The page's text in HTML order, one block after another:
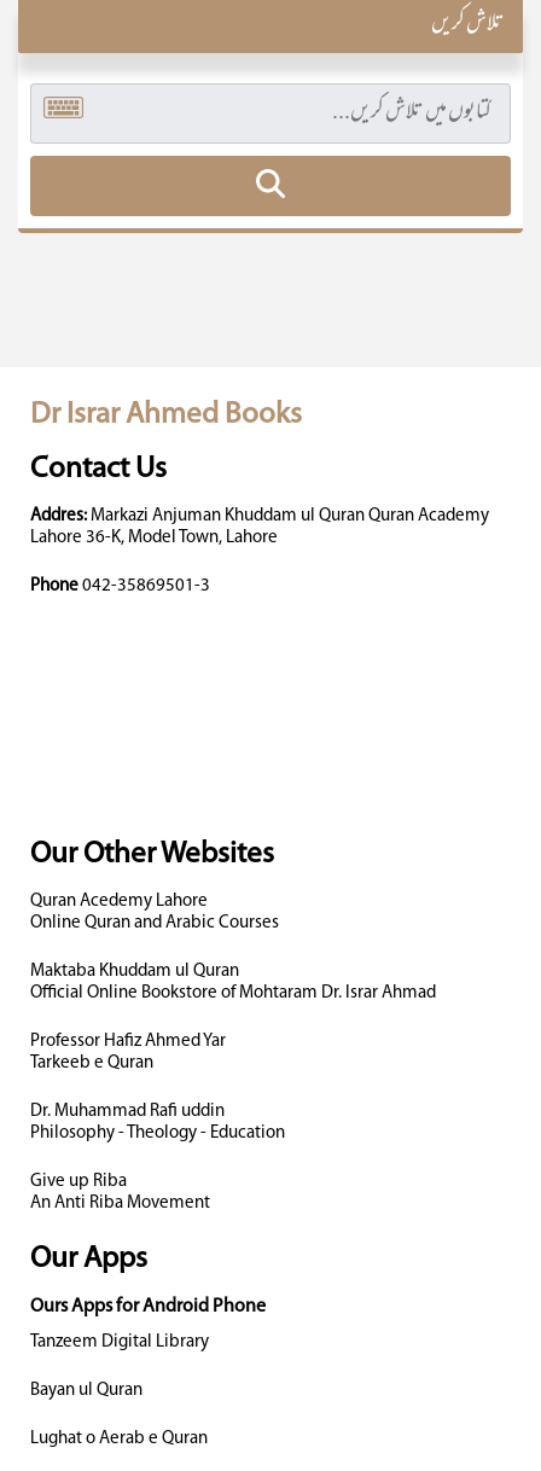
تلاش کریں
Dr Israr Ahmed Books
Contact Us
Addres: Markazi Anjuman Khuddam ul Quran Quran Academy
Lahore 36-K, Model Town, Lahore
Phone 042-35869501-3
Our Other Websites
Quran Acedemy Lahore
Online Quran and Arabic Courses
Maktaba Khuddam ul Quran
Official Online Bookstore of Mohtaram Dr. Israr Ahmad
Professor Hafiz Ahmed Yar
Tarkeeb e Quran
Dr. Muhammad Rafi uddin
Philosophy - Theology - Education
Give up Riba
An Anti Riba Movement
Our Apps
Ours Apps for Android Phone
Tanzeem Digital Library
Bayan ul Quran
Lughat o Aerab e Quran